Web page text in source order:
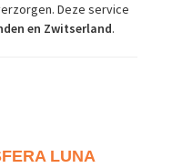
Deze service
en Zwitserland.
LUNA